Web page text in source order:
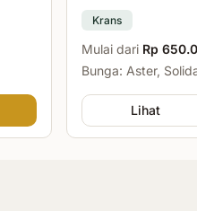
Krans
Mulai dari Rp
Bunga: Aster,
Lihat